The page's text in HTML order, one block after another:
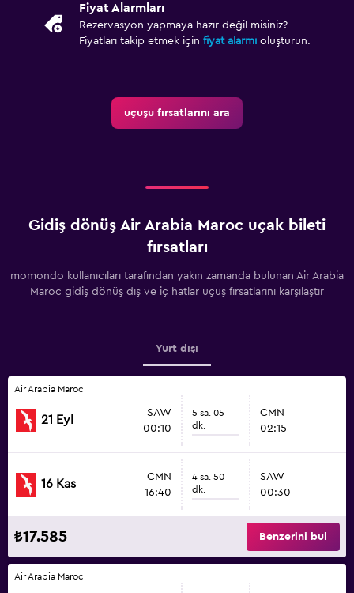
Fiyat Alarmları
Rezervasyon yapmaya hazır değil misiniz?
Fiyatları takip etmek için fiyat alarmı oluşturun.
uçuşu fırsatlarını ara
Gidiş dönüş Air Arabia Maroc uçak bileti
fırsatları
momondo kullanıcıları tarafından yakın zamanda bulunan Air Arabia
Maroc gidiş dönüş dış ve iç hatlar uçuş fırsatlarını karşılaştır
Yurt dışı
Air Arabia Maroc
21 Eyl
SAW
00:10
5 sa. 05
dk.
CMN
02:15
16 Kas
CMN
16:40
4 sa. 50
dk.
SAW
00:30
₺17.585 Benzerini bul
Air Arabia Maroc